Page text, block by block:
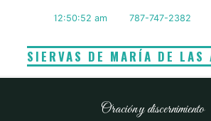
contenidoSIERVAS DE MARÍA DE LAS
12:50:53 am 787-747-2382
Oración y discernimiento